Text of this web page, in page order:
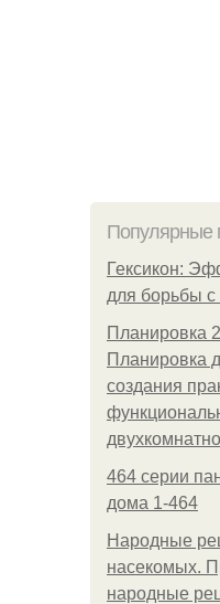
Популярные
Гексикон:
для борьбы
Планировка
Планировка
создания
464 серии
дома 1-464
Народные
насекомых.
народные